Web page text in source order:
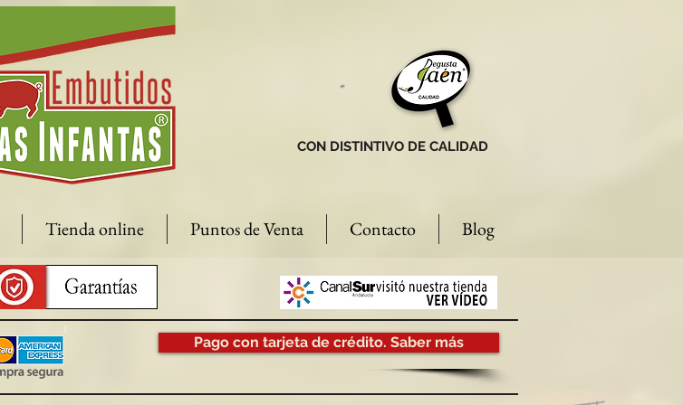
CON DISTINTIVO DE CALIDAD
Tienda online Puntos de Venta Contacto Blog
Pago con tarjeta de crédito. Saber más